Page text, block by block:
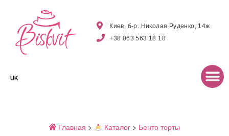
Киев, б-р. Николая Руденко, 14ж
+38 063 563 18 18
UK
Главная > Каталог> Бенто торты